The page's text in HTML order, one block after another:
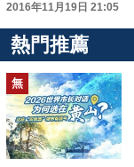
2016年11月19日 21:05
熱門推薦
無